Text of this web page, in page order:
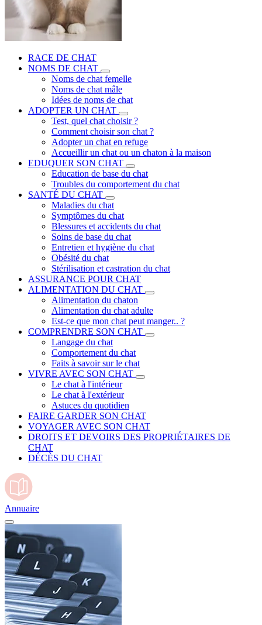
RACE DE CHAT
NOMS DE CHAT
Noms de chat femelle
Noms de chat mâle
Idées de noms de chat
ADOPTER UN CHAT
Test, quel chat choisir ?
Comment choisir son chat ?
Adopter un chat en refuge
Accueillir un chat ou un chaton à la maison
EDUQUER SON CHAT
Education de base du chat
Troubles du comportement du chat
SANTÉ DU CHAT
Maladies du chat
Symptômes du chat
Blessures et accidents du chat
Soins de base du chat
Entretien et hygiène du chat
Obésité du chat
Stérilisation et castration du chat
ASSURANCE POUR CHAT
ALIMENTATION DU CHAT
Alimentation du chaton
Alimentation du chat adulte
Est-ce que mon chat peut manger.. ?
COMPRENDRE SON CHAT
Langage du chat
Comportement du chat
Faits à savoir sur le chat
VIVRE AVEC SON CHAT
Le chat à l'intérieur
Le chat à l'extérieur
Astuces du quotidien
FAIRE GARDER SON CHAT
VOYAGER AVEC SON CHAT
DROITS ET DEVOIRS DES PROPRIÉTAIRES DE
CHAT
DÉCÈS DU CHAT
Annuaire